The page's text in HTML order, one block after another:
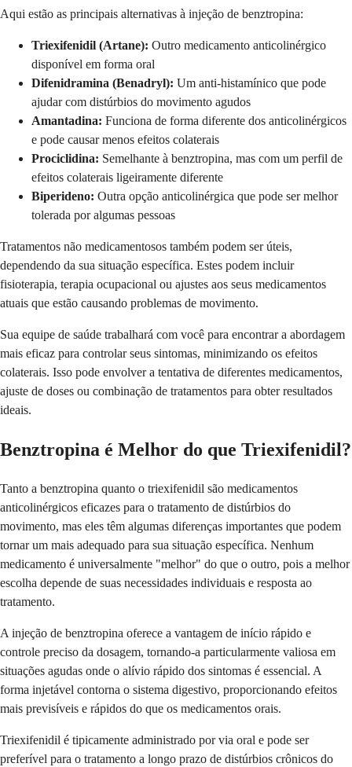
Aqui estão as principais alternativas à injeção de benztropina:
Triexifenidil (Artane): Outro medicamento anticolinérgico
disponível em forma oral
Difenidramina (Benadryl): Um anti-histamínico que pode
ajudar com distúrbios do movimento agudos
Amantadina: Funciona de forma diferente dos anticolinérgicos
e pode causar menos efeitos colaterais
Prociclidina: Semelhante à benztropina, mas com um perfil de
efeitos colaterais ligeiramente diferente
Biperideno: Outra opção anticolinérgica que pode ser melhor
tolerada por algumas pessoas
Tratamentos não medicamentosos também podem ser úteis,
dependendo da sua situação específica. Estes podem incluir
fisioterapia, terapia ocupacional ou ajustes aos seus medicamentos
atuais que estão causando problemas de movimento.
Sua equipe de saúde trabalhará com você para encontrar a abordagem
mais eficaz para controlar seus sintomas, minimizando os efeitos
colaterais. Isso pode envolver a tentativa de diferentes medicamentos,
ajuste de doses ou combinação de tratamentos para obter resultados
ideais.
Benztropina é Melhor do que Triexifenidil?
Tanto a benztropina quanto o triexifenidil são medicamentos
anticolinérgicos eficazes para o tratamento de distúrbios do
movimento, mas eles têm algumas diferenças importantes que podem
tornar um mais adequado para sua situação específica. Nenhum
medicamento é universalmente "melhor" do que o outro, pois a melhor
escolha depende de suas necessidades individuais e resposta ao
tratamento.
A injeção de benztropina oferece a vantagem de início rápido e
controle preciso da dosagem, tornando-a particularmente valiosa em
situações agudas onde o alívio rápido dos sintomas é essencial. A
forma injetável contorna o sistema digestivo, proporcionando efeitos
mais previsíveis e rápidos do que os medicamentos orais.
Triexifenidil é tipicamente administrado por via oral e pode ser
preferível para o tratamento a longo prazo de distúrbios crônicos do